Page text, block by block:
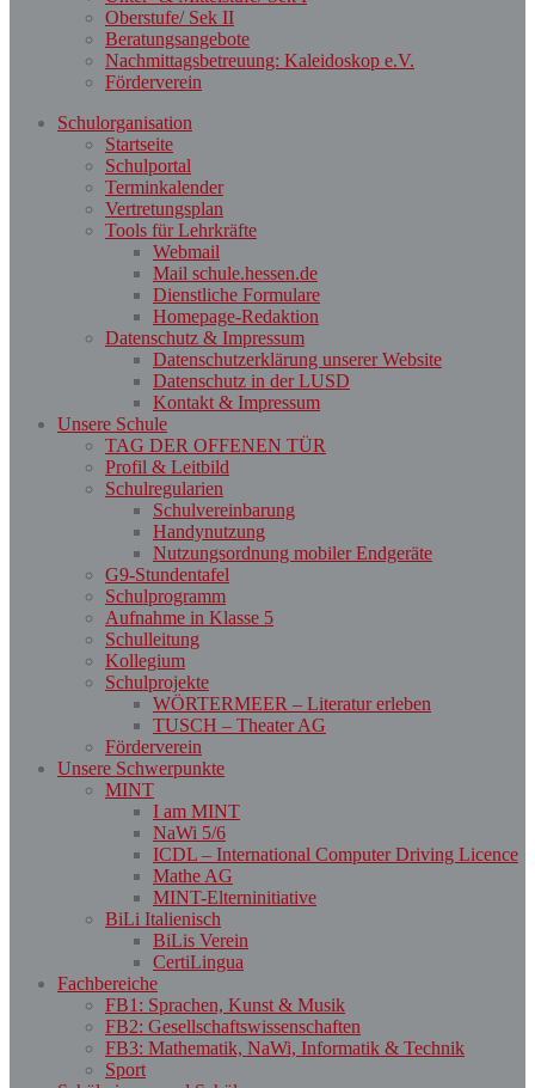
Oberstufe/ Sek II
Beratungsangebote
Nachmittagsbetreuung: Kaleidoskop e.V.
Förderverein
Schulorganisation
Startseite
Schulportal
Terminkalender
Vertretungsplan
Tools für Lehrkräfte
Webmail
Mail schule.hessen.de
Dienstliche Formulare
Homepage-Redaktion
Datenschutz & Impressum
Datenschutzerklärung unserer Website
Datenschutz in der LUSD
Kontakt & Impressum
Unsere Schule
TAG DER OFFENEN TÜR
Profil & Leitbild
Schulregularien
Schulvereinbarung
Handynutzung
Nutzungsordnung mobiler Endgeräte
G9-Stundentafel
Schulprogramm
Aufnahme in Klasse 5
Schulleitung
Kollegium
Schulprojekte
WÖRTERMEER – Literatur erleben
TUSCH – Theater AG
Förderverein
Unsere Schwerpunkte
MINT
I am MINT
NaWi 5/6
ICDL – International Computer Driving Licence
Mathe AG
MINT-Elterninitiative
BiLi Italienisch
BiLis Verein
CertiLingua
Fachbereiche
FB1: Sprachen, Kunst & Musik
FB2: Gesellschaftswissenschaften
FB3: Mathematik, NaWi, Informatik & Technik
Sport